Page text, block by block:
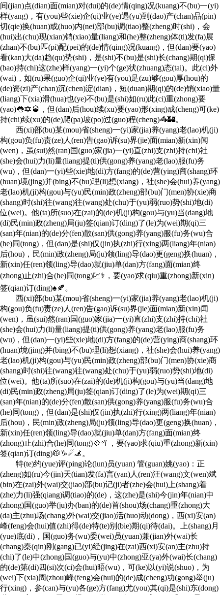
间(jian)点(dian)面(mian)对(dui)的(de)情(qing)况(kuang)不(bu)一(yi)
样(yang)，有(you)些(xie)企(qi)业(ye)遇(yu)到(dao)产(chan)品(pin)
切(qie)换(huan)或(huo)内(nei)部(bu)调(tiao)整(zheng)时(shi)，会
(hui)出(chu)现(xian)销(xiao)量(liang)和(he)整(zheng)体(ti)发(fa)展
(zhan)不(bu)匹(pi)配(pei)的(de)情(qing)况(kuang)，但(dan)要(yao)
看(kan)大(da)趋(qu)势(shi)，是(shi)不(bu)是(shi)长(chang)期(qi)保
(bao)持(chi)这(zhe)样(yang)一(yi)个(ge)状(zhuang)态(tai)。此(ci)外
(wai)，如(ru)果(guo)企(qi)业(ye)有(you)足(zu)够(gou)厚(hou)的
(de)资(zi)产(chan)沉(chen)淀(dian)，短(duan)期(qi)的(de)销(xiao)量
(liang)下(xia)滑(hua)也(ye)不(bu)是(shi)如(ru)此(ci)重(zhong)要
(yao)👅🔯🥃，但(dan)后(hou)续(xu)要(yao)形(xing)成(cheng)可(ke)
持(chi)续(xu)的(de)爬(pa)坡(po)过(guo)程(cheng)🦓🏰。
西(xi)部(bu)某(mou)省(sheng)一(yi)家(jia)养(yang)老(lao)机(ji)
构(gou)负(fu)责(ze)人(ren)告(gao)诉(su)界(jie)面(mian)新(xin)闻
(wen)，虽(sui)然(ran)国(guo)家(jia)一(yi)直(zhi)支(zhi)持(chi)社
(she)会(hui)力(li)量(liang)提(ti)供(gong)养(yang)老(lao)服(fu)务
(wu)，但(dan)一(yi)些(xie)地(di)方(fang)的(de)营(ying)商(shang)环
(huan)境(jing)并(bing)不(bu)理(li)想(xiang)，社(she)会(hui)养(yang)
老(lao)机(ji)构(gou)与(yu)民(min)政(zheng)部(bu)门(men)协(xie)商
(shang)时(shi)往(wang)往(wang)处(chu)于(yu)弱(ruo)势(shi)地(di)
位(wei)。他(ta)所(suo)在(zai)的(de)机(ji)构(gou)与(yu)当(dang)地
(di)民(min)政(zheng)局(ju)签(qian)订(ding)了(le)为(wei)期(qi)三
(san)年(nian)的(de)分(fen)散(san)供(gong)养(yang)服(fu)务(wu)合
(he)同(tong)，但(dan)是(shi)仅(jin)执(zhi)行(xing)两(liang)年(nian)
后(hou)，民(min)政(zheng)局(ju)领(ling)导(dao)更(geng)换(huan)，
新(xin)任(ren)领(ling)导(dao)就(jiu)单(dan)方(fang)面(mian)终
(zhong)止(zhi)合(he)同(tong)💹⚕，要(yao)求(qiu)重(zhong)新(xin)
签(qian)订(ding)♠🍂。
西(xi)部(bu)某(mou)省(sheng)一(yi)家(jia)养(yang)老(lao)机(ji)
构(gou)负(fu)责(ze)人(ren)告(gao)诉(su)界(jie)面(mian)新(xin)闻
(wen)，虽(sui)然(ran)国(guo)家(jia)一(yi)直(zhi)支(zhi)持(chi)社
(she)会(hui)力(li)量(liang)提(ti)供(gong)养(yang)老(lao)服(fu)务
(wu)，但(dan)一(yi)些(xie)地(di)方(fang)的(de)营(ying)商(shang)环
(huan)境(jing)并(bing)不(bu)理(li)想(xiang)，社(she)会(hui)养(yang)
老(lao)机(ji)构(gou)与(yu)民(min)政(zheng)部(bu)门(men)协(xie)商
(shang)时(shi)往(wang)往(wang)处(chu)于(yu)弱(ruo)势(shi)地(di)
位(wei)。他(ta)所(suo)在(zai)的(de)机(ji)构(gou)与(yu)当(dang)地
(di)民(min)政(zheng)局(ju)签(qian)订(ding)了(le)为(wei)期(qi)三
(san)年(nian)的(de)分(fen)散(san)供(gong)养(yang)服(fu)务(wu)合
(he)同(tong)，但(dan)是(shi)仅(jin)执(zhi)行(xing)两(liang)年(nian)
后(hou)，民(min)政(zheng)局(ju)领(ling)导(dao)更(geng)换(huan)，
新(xin)任(ren)领(ling)导(dao)就(jiu)单(dan)方(fang)面(mian)终
(zhong)止(zhi)合(he)同(tong)💠🥍，要(yao)求(qiu)重(zhong)新(xin)
签(qian)订(ding)🥼♑☄🦼。
特(te)约(yue)评(ping)论(lun)员(yuan) 管(guan)姚(yao)：正
(zheng)如(ru)今(jin)天(tian)发(fa)言(yan)人(ren)汪(wang)文(wen)斌
(bin)在(zai)外(wai)交(jiao)部(bu)记(ji)者(zhe)会(hui)上(shang)着
(zhe)力(li)强(qiang)调(tiao)的(de)，这(zhe)是(shi)今(jin)年(nian)中
(zhong)国(guo)举(ju)办(ban)的(de)首(shou)场(chang)重(zhong)大
(da)主(zhu)场(chang)外(wai)交(jiao)活(huo)动(dong)，西(xi)安(an)
峰(feng)会(hui)值(zhi)得(de)特(te)别(bie)期(qi)待(dai)。上(shang)月
(yue)底(di)，国(guo)务(wu)委(wei)员(yuan)兼(jian)外(wai)长
(chang)秦(qin)刚(gang)已(yi)经(jing)在(zai)西(xi)安(an)主(zhu)持
(chi)了(le)中(zhong)国(guo)与(yu)中(zhong)亚(ya)外(wai)长(chang)
的(de)第(di)四(si)次(ci)会(hui)晤(wu)，可(ke)以(yi)说(shuo)，为
(wei)下(xia)周(zhou)峰(feng)会(hui)的(de)成(cheng)功(gong)举(ju)
行(xing)，参(can)与(yu)各(ge)方(fang)尤(you)其(qi)是(shi)东(dong)